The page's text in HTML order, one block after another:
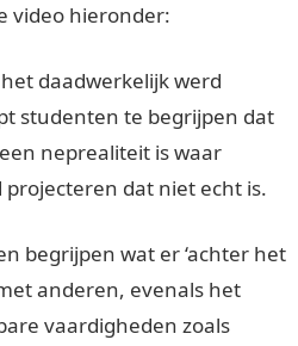
video hieronder:
daadwerkelijk werd
studenten te begrijpen dat
neprealiteit is waar
dat niet echt is.
begrijpen wat er ‘achter het
anderen, evenals het
vaardigheden zoals